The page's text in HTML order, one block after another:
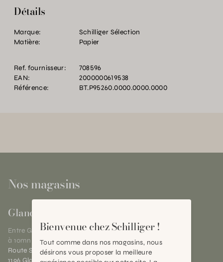
Détails
Marque:
Schilliger Sélection
Matière:
Papier
Ref. fournisseur:
708596
EAN:
2000000619538
Référence:
BT.P95260.0000.0000.0000
Nos magasins
Gland
Entre Genève et Lausanne,
à 10mn de Nyon
Route Suisse 40
1196 Gland (VD)
Bienvenue chez Schilliger !
Tout comme dans nos magasins, nous
désirons vous proposer la meilleure